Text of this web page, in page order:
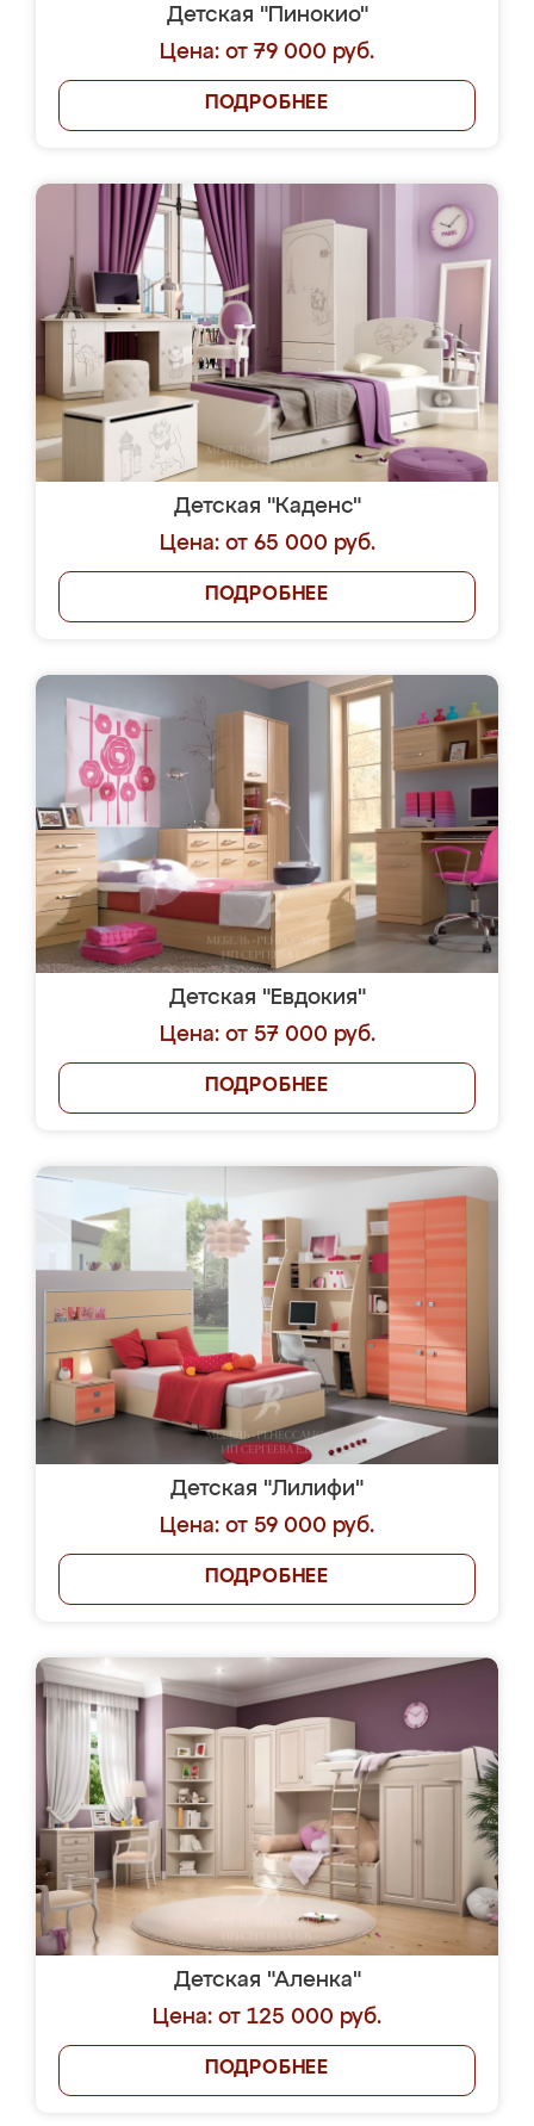
Детская "Пинокио"
Цена: от 79 000 руб.
ПОДРОБНЕЕ
Детская "Каденс"
Цена: от 65 000 руб.
ПОДРОБНЕЕ
Детская "Евдокия"
Цена: от 57 000 руб.
ПОДРОБНЕЕ
Детская "Лилифи"
Цена: от 59 000 руб.
ПОДРОБНЕЕ
Детская "Аленка"
Цена: от 125 000 руб.
ПОДРОБНЕЕ